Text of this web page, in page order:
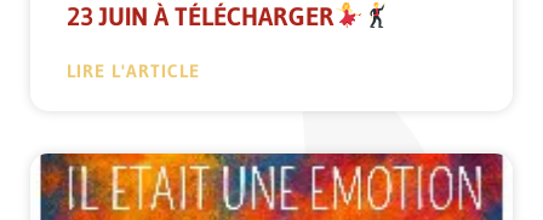
23 JUIN À TÉLÉCHARGER
LIRE L'ARTICLE